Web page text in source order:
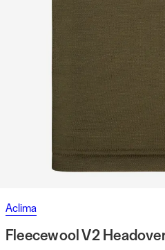
Aclima
Fleecewool V2